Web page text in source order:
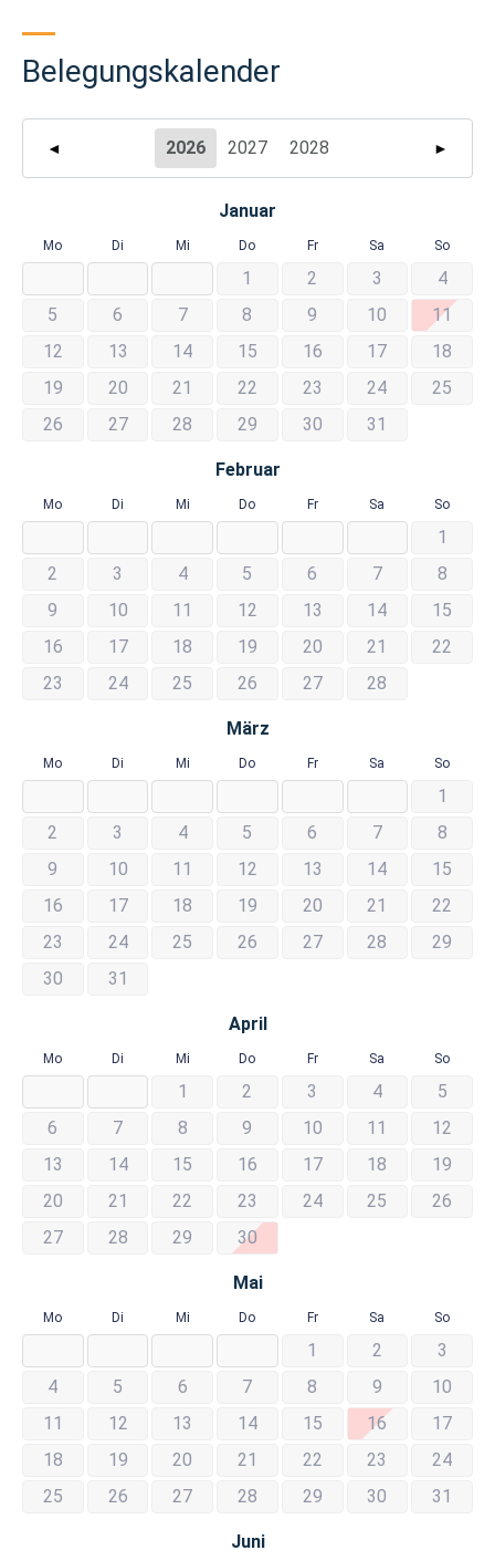
Belegungskalender
◄ 2026 2027 2028 ►
Januar
Mo Di Mi Do Fr Sa So
1 2 3
4
5
6 7 8 9 10
11
12
13 14 15 16 17
18
19
20 21 22 23 24
25
26
27 28 29 30 31
Februar
Mo Di Mi Do Fr Sa So
1
2
3 4 5 6 7
8
9
10 11 12 13 14
15
16
17 18 19 20 21
22
23
24 25 26 27 28
März
Mo Di Mi Do Fr Sa So
1
2
3 4 5 6 7
8
9
10 11 12 13 14
15
16
17 18 19 20 21
22
23
24 25 26 27 28
29
30
31
April
Mo Di Mi Do Fr Sa So
1 2 3 4
5
6
7 8 9 10 11
12
13
14 15 16 17 18
19
20
21 22 23 24 25
26
27
28 29 30
Mai
Mo Di Mi Do Fr Sa So
1 2
3
4
5 6 7 8 9
10
11
12 13 14 15 16
17
18
19 20 21 22 23
24
25
26 27 28 29 30 31
Juni